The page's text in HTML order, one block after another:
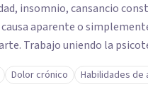
insomnio, cansancio
aparente o
Trabajo uniendo la
y nervioso, para ir
sesiones son un espacio
Dolor crónico Habilidades